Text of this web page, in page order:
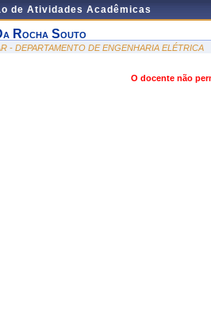
de Atividades Acadêmicas
Rocha Souto
- DEPARTAMENTO DE ENGENHARIA ELÉTRICA
O docente não